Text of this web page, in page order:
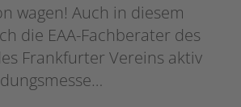
wagen! Auch in diesem
die EAA-Fachberater des
Frankfurter Vereins aktiv